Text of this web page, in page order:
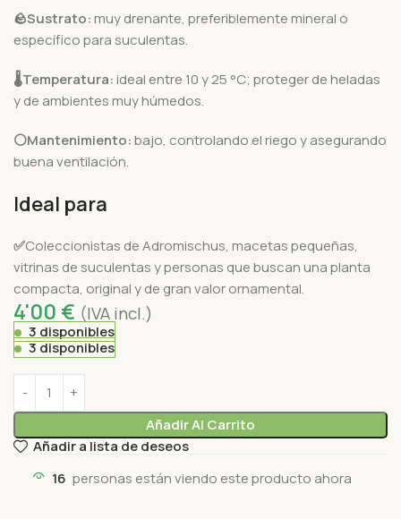
🪨Sustrato: muy drenante, preferiblemente mineral o
específico para suculentas.
🌡️Temperatura: ideal entre 10 y 25 °C; proteger de heladas
y de ambientes muy húmedos.
⚪Mantenimiento:bajo, controlando el riego y asegurando
buena ventilación.
Ideal para
✅Coleccionistas de Adromischus, macetas pequeñas,
vitrinas de suculentas y personas que buscan una planta
compacta, original y de gran valor ornamental.
4'00 € (IVA incl.)
3 disponibles
3 disponibles
Añadir Al Carrito
Añadir a lista de deseos
16 personas están viendo este producto ahora